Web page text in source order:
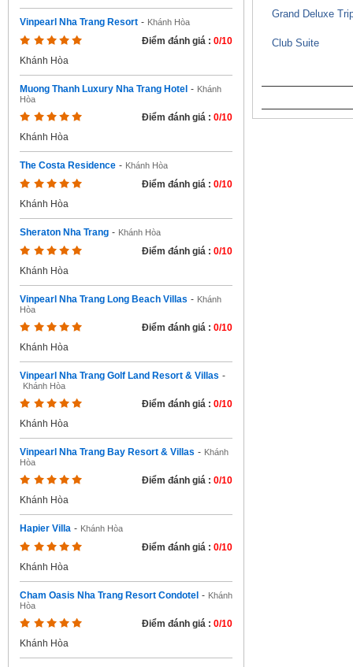
Vinpearl Nha Trang Resort - Khánh Hòa
Điểm đánh giá : 0/10
Khánh Hòa
Muong Thanh Luxury Nha Trang Hotel - Khánh
Hòa
Điểm đánh giá : 0/10
Khánh Hòa
The Costa Residence - Khánh Hòa
Điểm đánh giá : 0/10
Khánh Hòa
Sheraton Nha Trang - Khánh Hòa
Điểm đánh giá : 0/10
Khánh Hòa
Vinpearl Nha Trang Long Beach Villas - Khánh
Hòa
Điểm đánh giá : 0/10
Khánh Hòa
Vinpearl Nha Trang Golf Land Resort & Villas -
Khánh Hòa
Điểm đánh giá : 0/10
Khánh Hòa
Vinpearl Nha Trang Bay Resort & Villas - Khánh
Hòa
Điểm đánh giá : 0/10
Khánh Hòa
Hapier Villa - Khánh Hòa
Điểm đánh giá : 0/10
Khánh Hòa
Cham Oasis Nha Trang Resort Condotel - Khánh
Hòa
Điểm đánh giá : 0/10
Khánh Hòa
Grand Deluxe
Club Suite